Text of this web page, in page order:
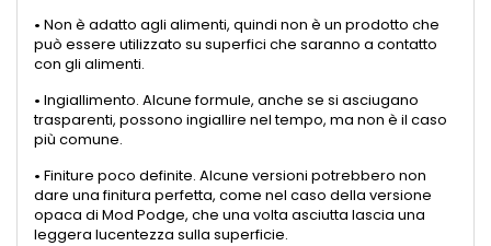
• Non è adatto agli alimenti, quindi non è un prodotto che
può essere utilizzato su superfici che saranno a contatto
con gli alimenti.
• Ingiallimento. Alcune formule, anche se si asciugano
trasparenti, possono ingiallire nel tempo, ma non è il caso
più comune.
• Finiture poco definite. Alcune versioni potrebbero non
dare una finitura perfetta, come nel caso della versione
opaca di Mod Podge, che una volta asciutta lascia una
leggera lucentezza sulla superficie.